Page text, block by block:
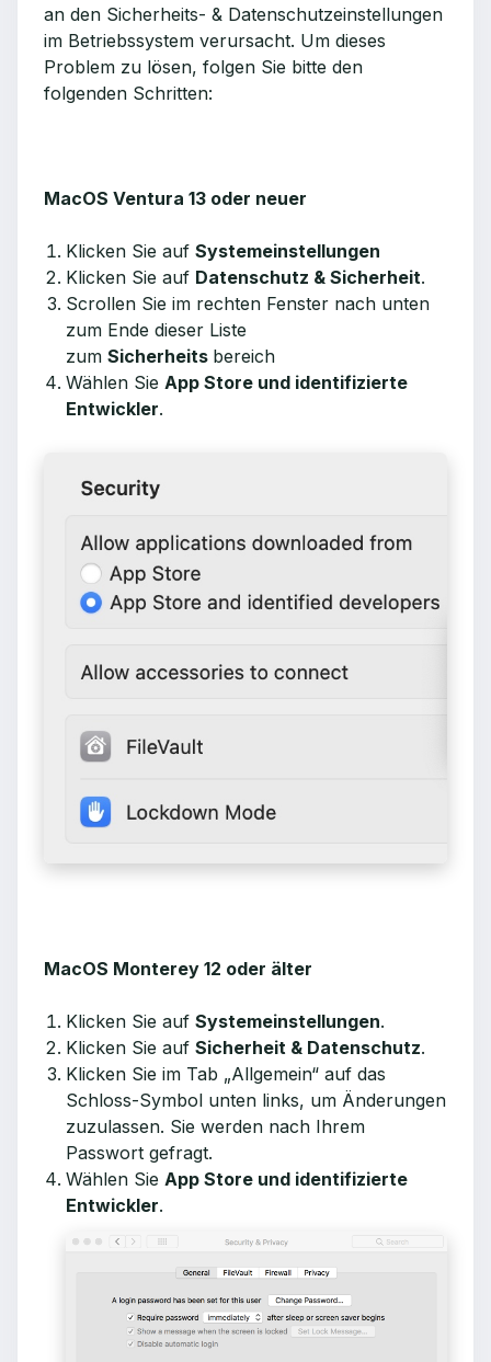
an den Sicherheits- & Datenschutzeinstellungen
im Betriebssystem verursacht. Um dieses
Problem zu lösen, folgen Sie bitte den
folgenden Schritten:
MacOS Ventura 13 oder neuer
Klicken Sie auf Systemeinstellungen
Klicken Sie auf Datenschutz & Sicherheit.
Scrollen Sie im rechten Fenster nach unten
zum Ende dieser Liste
zum Sicherheits bereich
Wählen Sie App Store und identifizierte
Entwickler.
MacOS Monterey 12 oder älter
Klicken Sie auf Systemeinstellungen.
Klicken Sie auf Sicherheit & Datenschutz.
Klicken Sie im Tab „Allgemein“ auf das
Schloss-Symbol unten links, um Änderungen
zuzulassen. Sie werden nach Ihrem
Passwort gefragt.
Wählen Sie App Store und identifizierte
Entwickler.